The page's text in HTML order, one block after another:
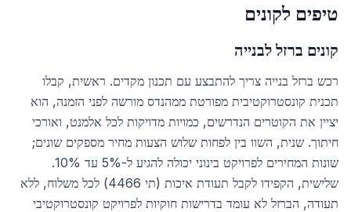
טיפים לקונים
קונים ברזל לבנייה
רכש ברזל בנייה צריך להתבצע עם תכנון מקדים. ראשית, קבלו
תכנית קונסטרוקטיבית מפורטת ממהנדס מורשה לפני הזמנה, הוא
יציין את הקוטרים הנדרשים, כמויות מדויקות לכל אלמנט, ואורכי
חיתוך. שנית, השוו בין לפחות שלוש הצעות מחיר מספקים שונים;
שונות המחירים לפרויקט בינוני יכולה להגיע ל-5% עד 10%.
שלישית, הקפידו לקבל תעודת איכות (תי 4466) לכל משלוח, ללא
תעודה, הברזל לא עומד בדרישות חוקיות לפרויקט קונסטרוקטיבי